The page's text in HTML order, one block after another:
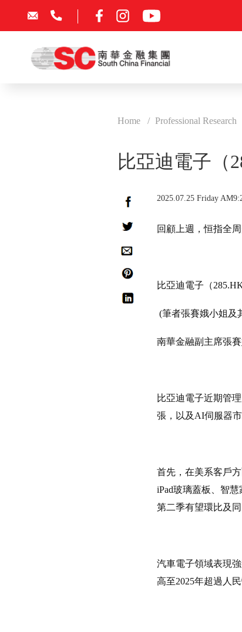
Home Professional Research
比亞迪電子（
2025.07.25 Friday
回顧上週，恒指全
比亞迪電子（285.HK
(筆者張賽娥小姐及
南華金融副主席張
比亞迪電子近期管
張，以及AI伺服器
首先，在美系客戶
iPad玻璃蓋板、智
第二季有望環比及同
汽車電子領域表現
高至2025年超過人